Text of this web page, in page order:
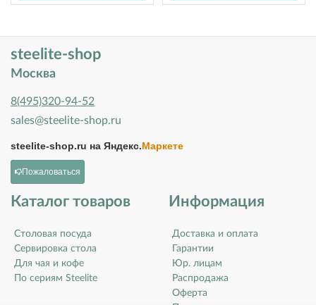
steelite-shop
Москва
8(495)320-94-52
sales@steelite-shop.ru
steelite-shop.ru на Яндекс.Маркете
Пожаловаться
Каталог товаров
Столовая посуда
Сервировка стола
Для чая и кофе
По сериям Steelite
Информация
Доставка и оплата
Гарантии
Юр. лицам
Распродажа
Оферта